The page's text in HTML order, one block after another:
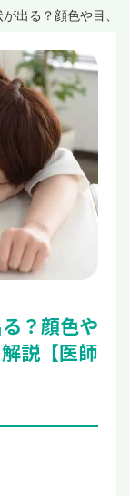
出る？顔色や目、
？顔色や
説【医師